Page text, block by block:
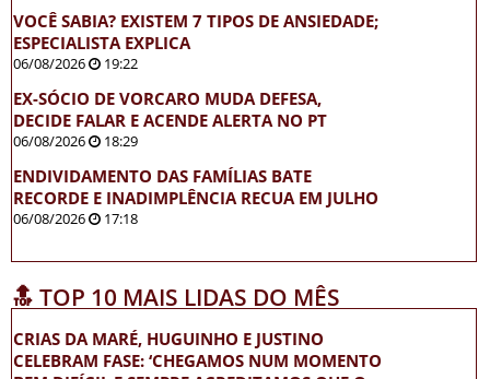
VOCÊ SABIA? EXISTEM 7 TIPOS DE ANSIEDADE;
ESPECIALISTA EXPLICA
06/08/2026 19:22
EX-SÓCIO DE VORCARO MUDA DEFESA,
DECIDE FALAR E ACENDE ALERTA NO PT
06/08/2026 18:29
ENDIVIDAMENTO DAS FAMÍLIAS BATE
RECORDE E INADIMPLÊNCIA RECUA EM JULHO
06/08/2026 17:18
🔝 TOP 10 MAIS LIDAS DO MÊS
CRIAS DA MARÉ, HUGUINHO E JUSTINO
CELEBRAM FASE: ‘CHEGAMOS NUM MOMENTO